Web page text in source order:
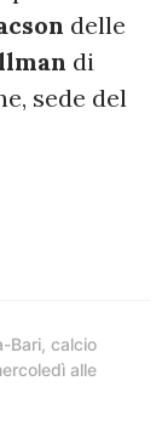
delle
di
sede del
Bari, calcio
alle